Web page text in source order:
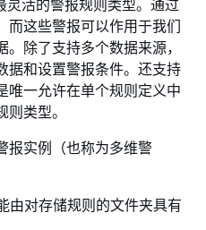
活的警报规则类型。通过
而这些警报可以作用于我们
除了支持多个数据来源，
据和设置警报条件。还支持
唯一允许在单个规则定义中
类型。
报实例（也称为多维警
由对存储规则的文件夹具有